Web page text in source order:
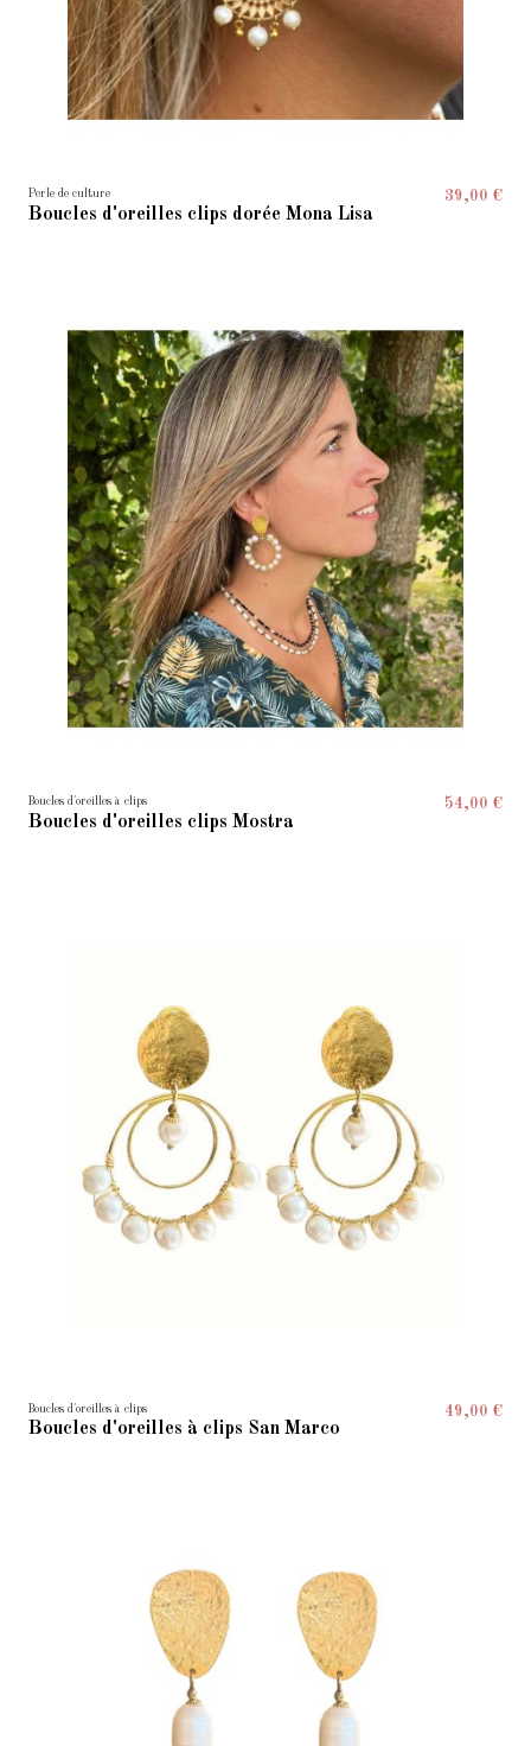
Perle de culture
Boucles d'oreilles clips dorée Mona Lisa
39,00 €
Boucles d'oreilles à clips
Boucles d'oreilles clips Mostra
54,00 €
Boucles d'oreilles à clips
Boucles d'oreilles à clips San Marco
49,00 €